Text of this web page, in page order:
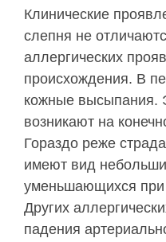
Клинические
слепня не
аллергических
происхождения. В
кожные высыпания.
возникают на
Гораздо реже
имеют вид
уменьшающихся при
Других
падения